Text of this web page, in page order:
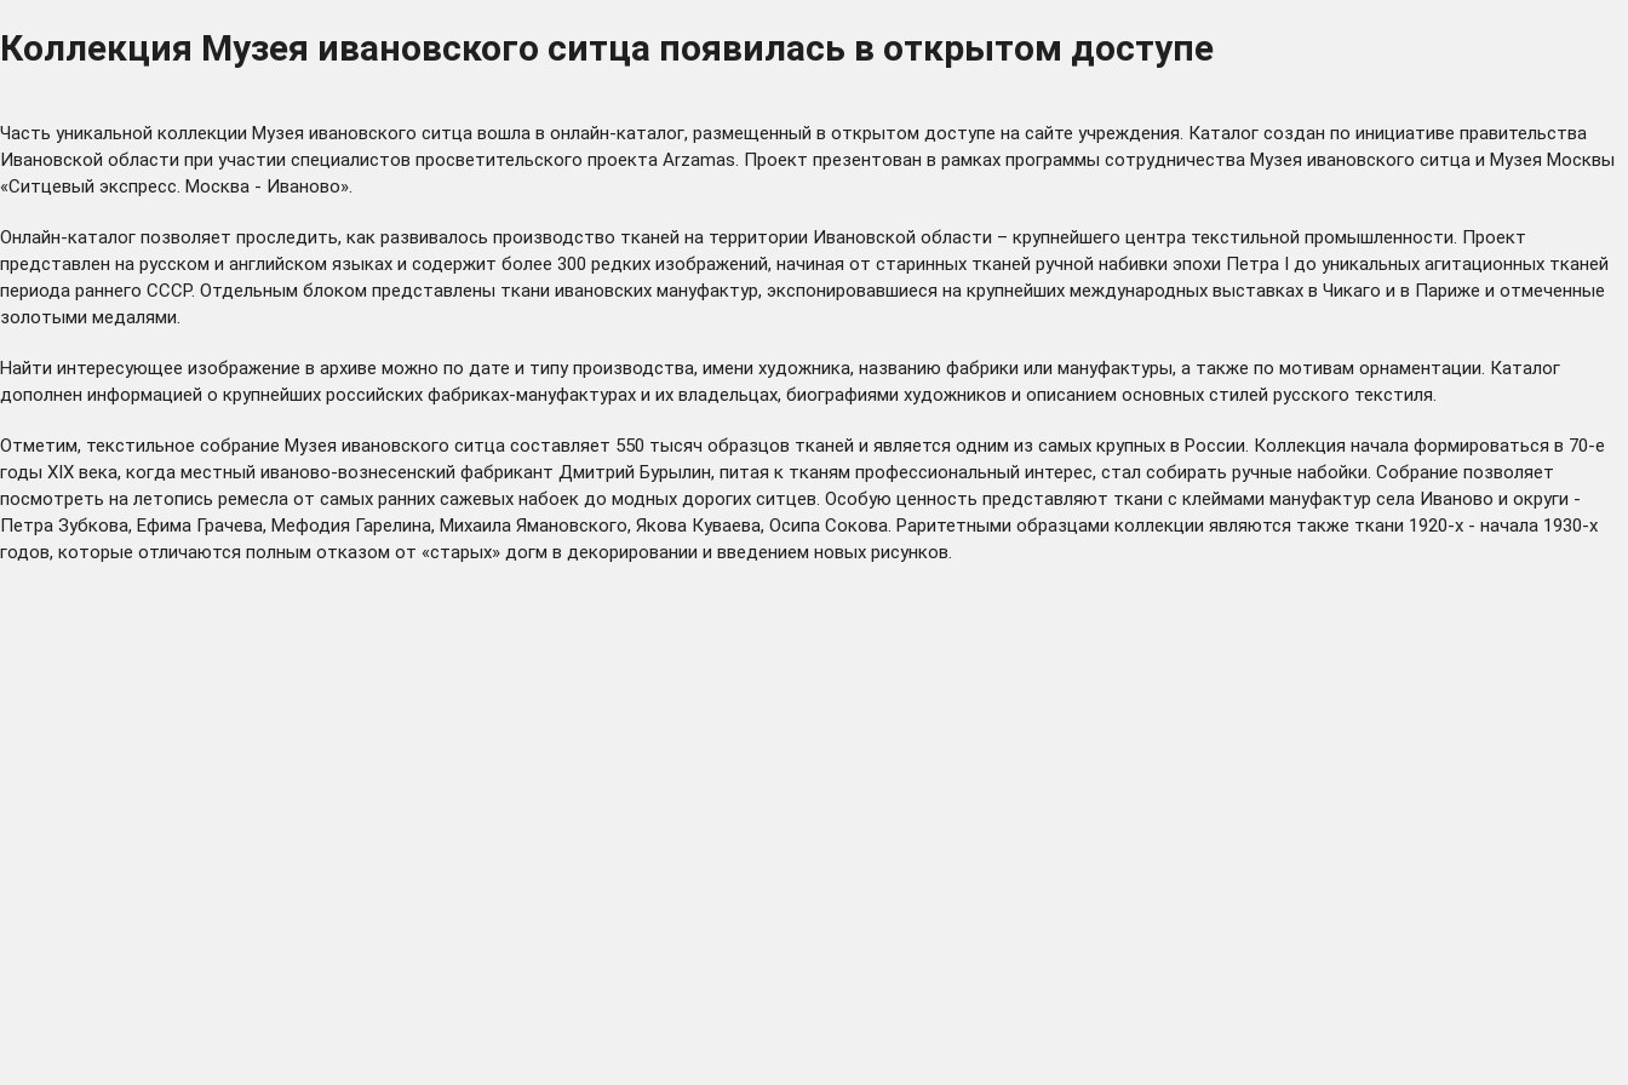
Коллекция Музея ивановского ситца появилась в открытом доступе
Часть уникальной коллекции Музея ивановского ситца вошла в онлайн-каталог, размещенный в открытом доступе на сайте учреждения. Каталог создан по инициативе правительства
Ивановской области при участии специалистов просветительского проекта Arzamas. Проект презентован в рамках программы сотрудничества Музея ивановского ситца и Музея Москвы
«Ситцевый экспресс. Москва - Иваново».
Онлайн-каталог позволяет проследить, как развивалось производство тканей на территории Ивановской области – крупнейшего центра текстильной промышленности. Проект
представлен на русском и английском языках и содержит более 300 редких изображений, начиная от старинных тканей ручной набивки эпохи Петра I до уникальных агитационных тканей
периода раннего СССР. Отдельным блоком представлены ткани ивановских мануфактур, экспонировавшиеся на крупнейших международных выставках в Чикаго и в Париже и отмеченные
золотыми медалями.
Найти интересующее изображение в архиве можно по дате и типу производства, имени художника, названию фабрики или мануфактуры, а также по мотивам орнаментации. Каталог
дополнен информацией о крупнейших российских фабриках-мануфактурах и их владельцах, биографиями художников и описанием основных стилей русского текстиля.
Отметим, текстильное собрание Музея ивановского ситца составляет 550 тысяч образцов тканей и является одним из самых крупных в России. Коллекция начала формироваться в 70-е
годы XIX века, когда местный иваново-вознесенский фабрикант Дмитрий Бурылин, питая к тканям профессиональный интерес, стал собирать ручные набойки. Собрание позволяет
посмотреть на летопись ремесла от самых ранних сажевых набоек до модных дорогих ситцев. Особую ценность представляют ткани с клеймами мануфактур села Иваново и округи -
Петра Зубкова, Ефима Грачева, Мефодия Гарелина, Михаила Ямановского, Якова Куваева, Осипа Сокова. Раритетными образцами коллекции являются также ткани 1920-х - начала 1930-х
годов, которые отличаются полным отказом от «старых» догм в декорировании и введением новых рисунков.